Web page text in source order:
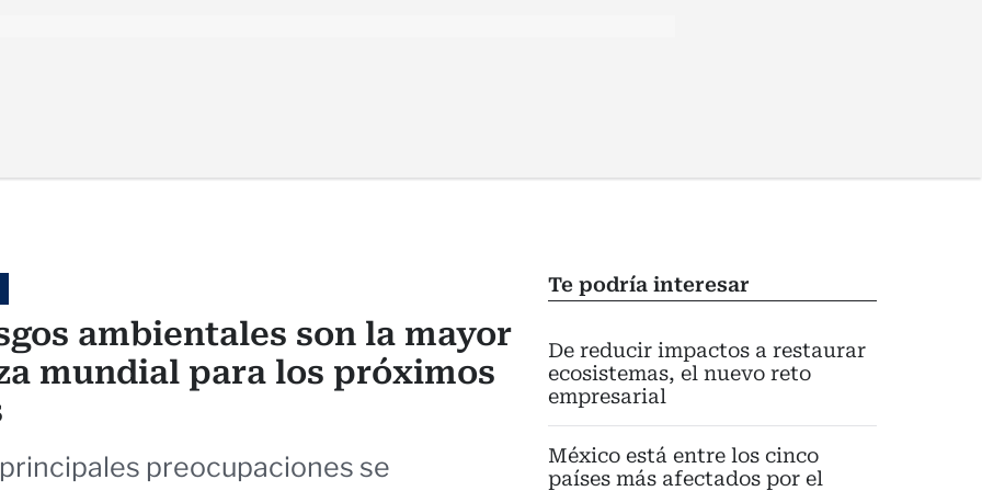
Te podría interesar
De reducir impactos a restaurar
ecosistemas, el nuevo reto
empresarial
México está entre los cinco
países más afectados por el
ambientales son la mayor
mundial para los próximos
preocupaciones se